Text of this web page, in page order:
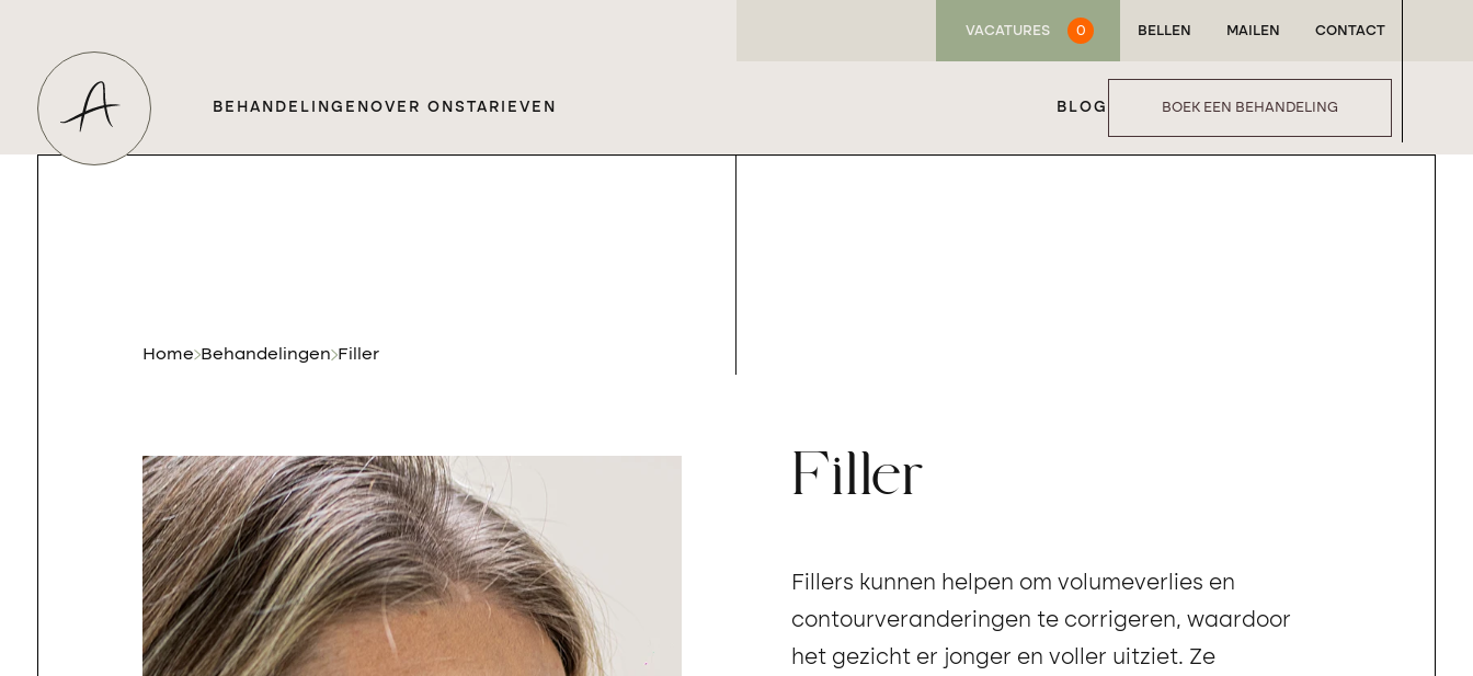
VACATURES 0 BELLEN MAILEN CONTACT
BEHANDELINGEN OVER ONS TARIEVEN BLOG BOEK EEN BEHANDELING
Home Behandelingen Filler
Filler
Fillers kunnen helpen om volumeverlies en
contourveranderingen te corrigeren, waardoor
het gezicht er jonger en voller uitziet. Ze